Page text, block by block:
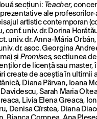
secțiuni: Teacher,
ale profesorilor-
artistic contemporan
conf. univ. dr. Dorina
univ. dr. Anna-Mária
dr. asoc. Georgina
și Promises, secțiunea
de licență sau master,
create de aceștia în ultimii
Diana Pârvan, Ioana
Sarah Maria
Livia Elena Greaca,
Denisa Cîrstea, Diana